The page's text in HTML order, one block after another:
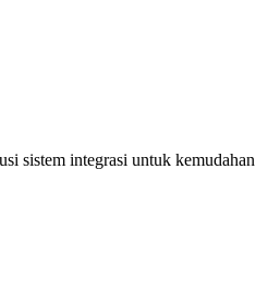
sistem integrasi untuk kemudahan